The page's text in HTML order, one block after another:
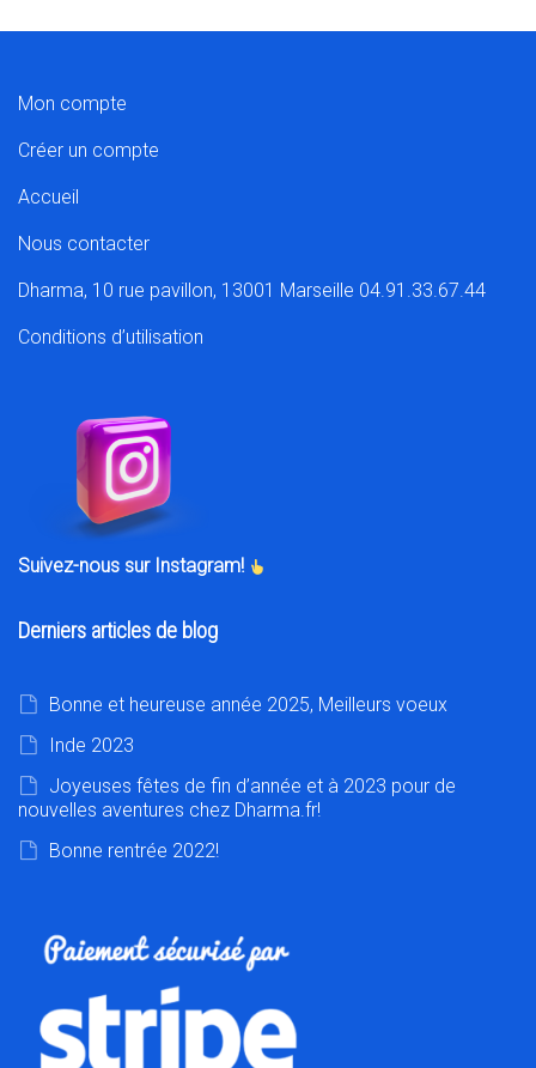
Mon compte
Créer un compte
Accueil
Nous contacter
Dharma, 10 rue pavillon, 13001 Marseille 04.91.33.67.44
Conditions d’utilisation
Suivez-nous sur Instagram!
Derniers articles de blog
Bonne et heureuse année 2025, Meilleurs voeux
Inde 2023
Joyeuses fêtes de fin d’année et à 2023 pour de
nouvelles aventures chez Dharma.fr!
Bonne rentrée 2022!